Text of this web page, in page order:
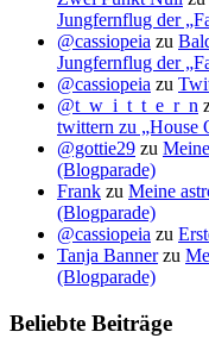
Jungfernflug der
@cassiopeia zu
Jungfernflug der
@cassiopeia zu
@t_w_i_t_t_e_r_n
twittern zu „House
@gottie29 zu
(Blogparade)
Frank zu Meine
(Blogparade)
@cassiopeia zu
Tanja Bannerzu
(Blogparade)
Beliebte Beiträge